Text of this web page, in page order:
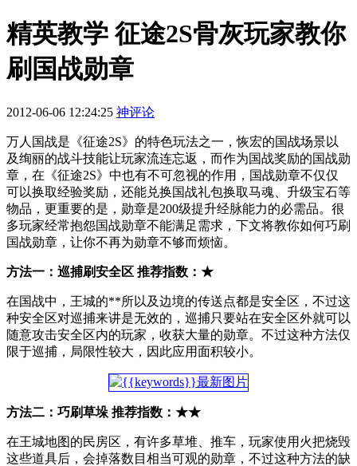
精英教学 征途2S骨灰玩家教你
刷国战勋章
2012-06-06 12:24:25 神评论
万人国战是《征途2S》的特色玩法之一，恢宏的国战场景以
及绚丽的战斗技能让玩家流连忘返，而作为国战奖励的国战勋
章，在《征途2S》中也有不可忽视的作用，国战勋章不仅仅
可以换取经验奖励，还能兑换国战礼包换取马魂、升级宝石等
物品，更重要的是，勋章是200级提升经脉能力的必需品。很
多玩家经常抱怨国战勋章不能满足需求，下文将教你如何巧刷
国战勋章，让你不再为勋章不够而烦恼。
方法一：巡捕刷安全区 推荐指数：★
在国战中，王城的**所以及边境的传送点都是安全区，不过这
种安全区对巡捕来讲是无效的，巡捕只要站在安全区外就可以
随意攻击安全区内的玩家，收获大量的勋章。不过这种方法仅
限于巡捕，局限性较大，因此应用面积较小。
方法二：巧刷草垛 推荐指数：★★
在王城地图的民房区，有许多草堆、推车，玩家使用火把烧毁
这些道具后，会掉落数目相当可观的勋章，不过这种方法的缺